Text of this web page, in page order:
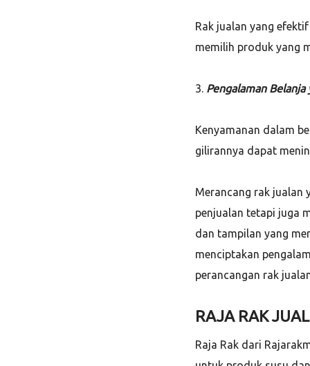
Rak jualan yang
memilih produk yang
3. Pengalaman
Kenyamanan dalam
gilirannya dapat
Merancang rak jualan
penjualan tetapi juga
dan tampilan yang
menciptakan
perancangan rak
RAJA RAK
Raja Rak dari